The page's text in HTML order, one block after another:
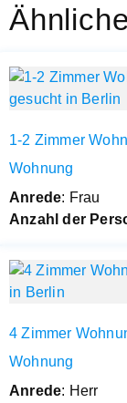
1-2 Zimmer
Wohnung
Anrede: Frau
Anzahl der
4 Zimmer
Wohnung
Anrede: Herr